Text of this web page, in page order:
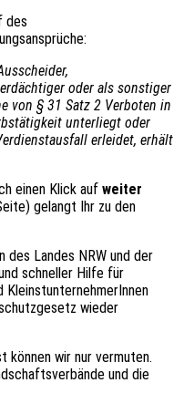
des
oder als sonstiger
von § 31 Satz 2 Verboten in
unterliegt oder
erleidet, erhält
einen Klick auf weiter
gelangt Ihr zu den
des Landes NRW und der
schneller Hilfe für
KleinstunternehmerInnen
wieder
können wir nur vermuten.
und die